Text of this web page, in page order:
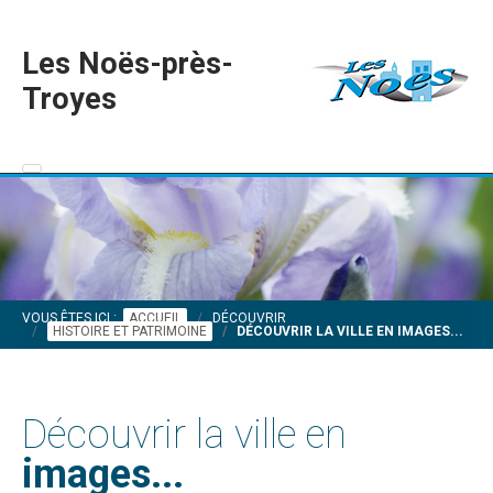
Les Noës-près-
Troyes
VOUS ÊTES ICI : ACCUEIL
DÉCOUVRIR
HISTOIRE ET PATRIMOINE
DÉCOUVRIR LA VILLE EN IMAGES...
Découvrir la ville en
images...